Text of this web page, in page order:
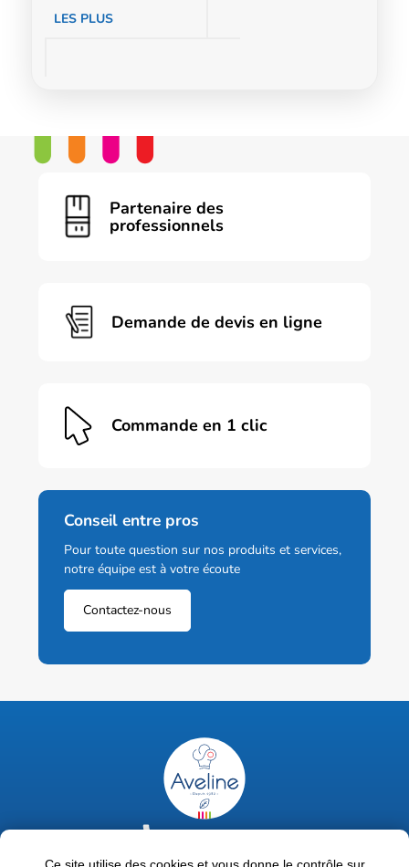
LES PLUS
Partenaire des
professionnels
Demande de devis en ligne
Commande en 1 clic
Conseil entre pros
Pour toute question sur nos produits et services,
notre équipe est à votre écoute
Contactez-nous
02 47 63 18 92
contact@avelinepro.fr